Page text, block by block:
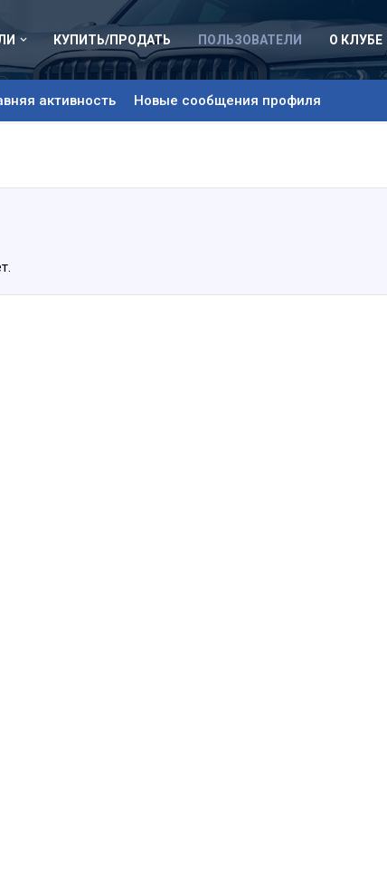
КУПИТЬ/ПРОДАТЬ ПОЛЬЗОВАТЕЛИ
активность Новые сообщения профиля
О КЛУБЕ